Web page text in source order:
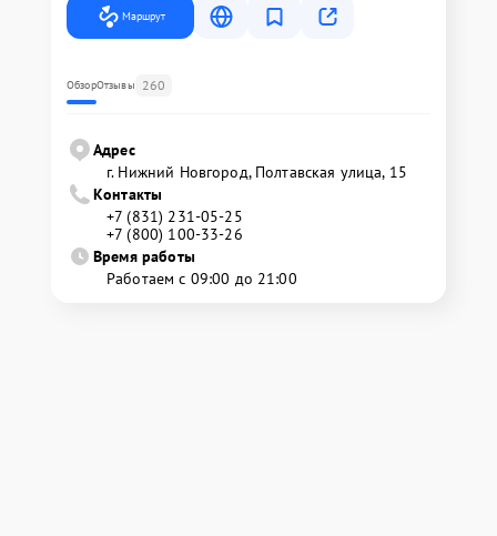
Маршрут
ОбзорОтзывы 260
Адрес
г. Нижний Новгород, Полтавская улица, 15
Контакты
+7 (831) 231-05-25
+7 (800) 100-33-26
Время работы
Работаем с 09:00 до 21:00